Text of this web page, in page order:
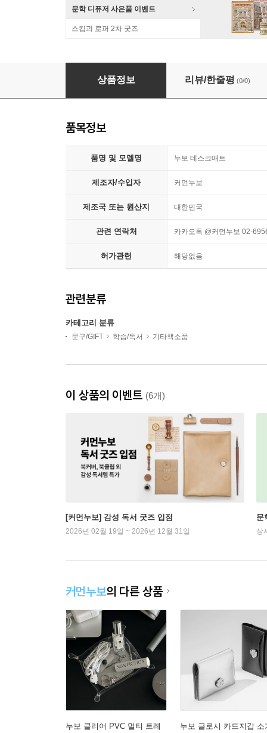
문학 디퓨저 사은품 이벤트
스킵과 로퍼 2차 굿즈
누보 데스크매트 가죽 장패드
상품정보 리뷰/한줄평 (0/0)
품목정보
품명 및 모델명 누보 데스크매트
제조자/수입자 커먼누보
제조국 또는 원산지 대한민국
관련 연락처 카카오톡 @커먼누보 02-
허가관련 해당없음
관련분류
카테고리 분류
문구/GIFT 학습/독서 기타책소품
이 상품의 이벤트 (6개)
[커먼누보] 감성 독서 굿즈 입점
2026년 02월 19일 ~ 2026년 12월 31일
문
상
커먼누보의 다른 상품
누보 클리어 PVC 멀티 트레
누보 글로시 카드지갑 소